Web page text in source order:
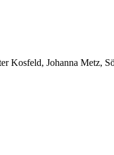
Kosfeld, Johanna Metz,